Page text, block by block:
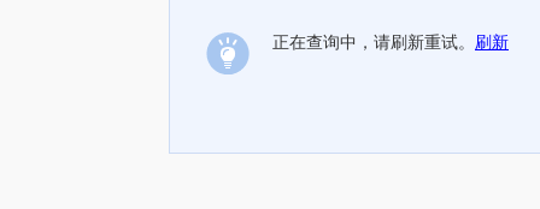
正在查询中，请刷新重试。 刷新